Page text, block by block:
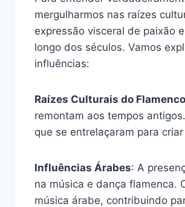
mergulharmos nas raízes
expressão visceral de paixão
longo dos séculos. Vamos
influências:
Raízes Culturais do Flamenco
remontam aos tempos
que se entrelaçaram para
Influências Árabes: A
na música e dança flamenca.
música árabe, contribuindo